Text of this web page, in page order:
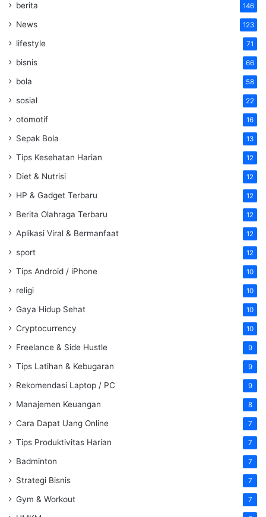
berita 146
News 123
lifestyle 71
bisnis 66
bola 58
sosial 22
otomotif 16
Sepak Bola 13
Tips Kesehatan Harian 12
Diet & Nutrisi 12
HP & Gadget Terbaru 12
Berita Olahraga Terbaru 12
Aplikasi Viral & Bermanfaat 12
sport 12
Tips Android / iPhone 10
religi 10
Gaya Hidup Sehat 10
Cryptocurrency 10
Freelance & Side Hustle 9
Tips Latihan & Kebugaran 9
Rekomendasi Laptop / PC 9
Manajemen Keuangan 8
Cara Dapat Uang Online 7
Tips Produktivitas Harian 7
Badminton 7
Strategi Bisnis 7
Gym & Workout 7